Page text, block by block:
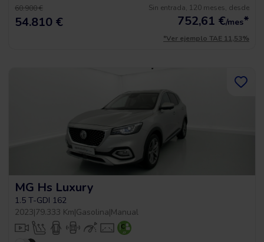
60.900 €
54.810 €
Sin entrada, 120 meses, desde
752,61 €/mes*
*Ver ejemplo TAE 11,53%
MG Hs Luxury
1.5 T-GDI 162
2023|79.333 Km|Gasolina|Manual